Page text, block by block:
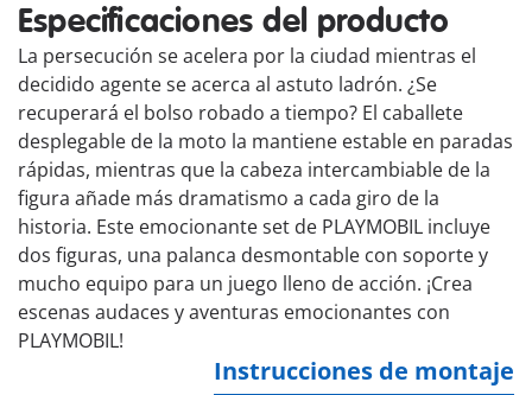
Especificaciones del producto
La persecución se acelera por la ciudad mientras el
decidido agente se acerca al astuto ladrón. ¿Se
recuperará el bolso robado a tiempo? El caballete
desplegable de la moto la mantiene estable en paradas
rápidas, mientras que la cabeza intercambiable de la
figura añade más dramatismo a cada giro de la
historia. Este emocionante set de PLAYMOBIL incluye
dos figuras, una palanca desmontable con soporte y
mucho equipo para un juego lleno de acción. ¡Crea
escenas audaces y aventuras emocionantes con
PLAYMOBIL!
Instrucciones de montaje